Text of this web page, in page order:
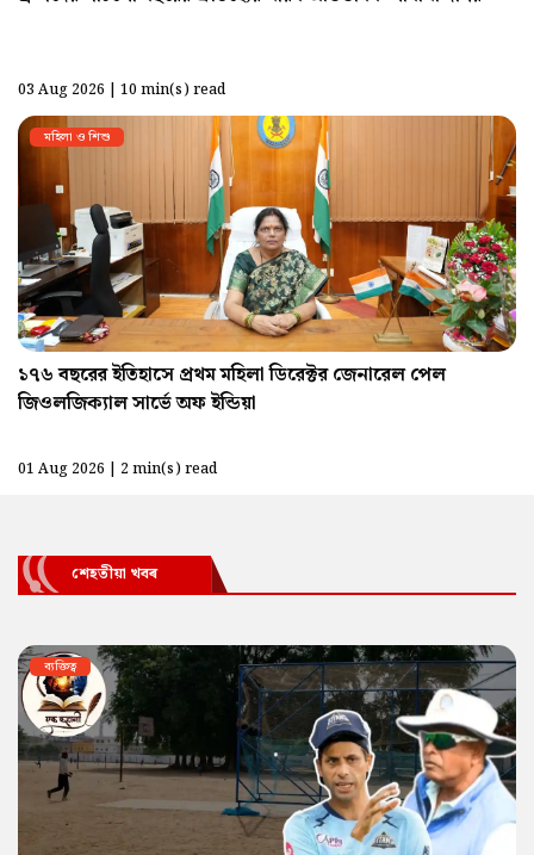
03 Aug 2026 | 10 min(s) read
মহিলা ও শিশু
১৭৬ বছরের ইতিহাসে প্রথম মহিলা ডিরেক্টর জেনারেল পেল
জিওলজিক্যাল সার্ভে অফ ইন্ডিয়া
01 Aug 2026 | 2 min(s) read
শেহতীয়া খবৰ
ব্যক্তিত্ব